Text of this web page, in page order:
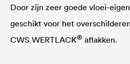
Door zijn zeer goede vloei-
geschikt voor het
CWS WERTLACK® aflakken.